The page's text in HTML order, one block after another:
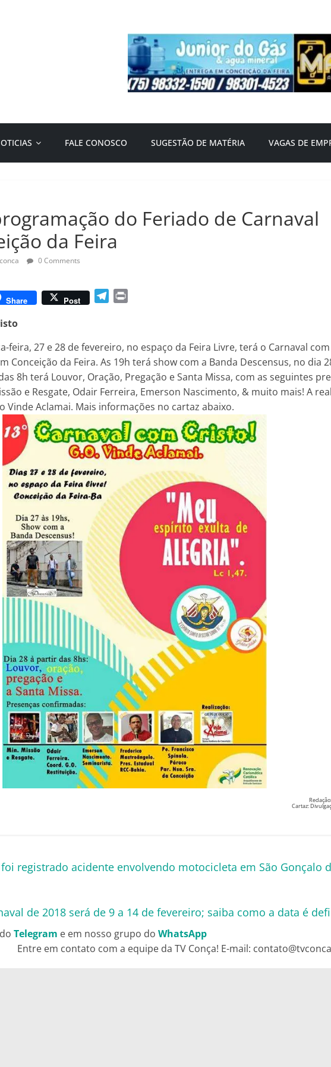
FALE CONOSCO SUGESTÃO DE MATÉRIA VAGAS DE
do Feriado de Carnaval
da Feira
0 Comments
Share Post
g
r
a
m
t
feira, 27 e 28 de fevereiro, no espaço da Feira Livre, terá o Carnaval
Conceição da Feira. As 19h terá show com a Banda Descensus, no dia
8h terá Louvor, Oração, Pregação e Santa Missa, com as seguintes
e Resgate, Odair Ferreira, Emerson Nascimento, & muito mais! A
Vinde Aclamai. Mais informações no cartaz abaixo.
Cartaz:
registrado acidente envolvendo motocicleta em São Gonçalo
de 2018 será de 9 a 14 de fevereiro; saiba como a data é
Telegram e em nosso grupo do WhatsApp
Entre em contato com a equipe da TV Conça! E-mail: